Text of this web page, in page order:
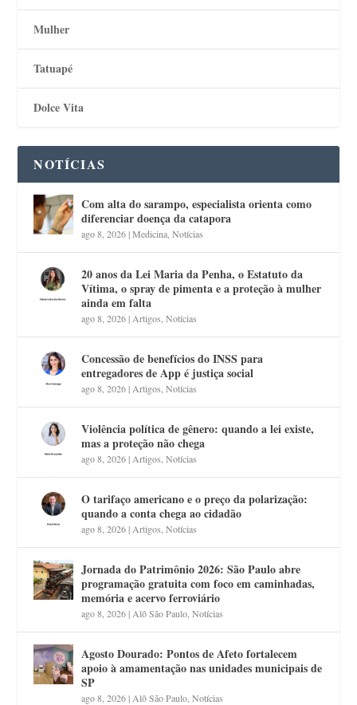
Mulher
Tatuapé
Dolce Vita
NOTÍCIAS
Com alta do sarampo, especialista orienta como
diferenciar doença da catapora
ago 8, 2026|Medicina ,Notícias
20 anos da Lei Maria da Penha, o Estatuto da
Vítima, o spray de pimenta e a proteção à mulher
ainda em falta
ago 8, 2026| Artigos ,Notícias
Concessão de benefícios do INSS para
entregadores de App é justiça social
ago 8, 2026| Artigos ,Notícias
Violência política de gênero: quando a lei existe,
mas a proteção não chega
ago 8, 2026| Artigos ,Notícias
O tarifaço americano e o preço da polarização:
quando a conta chega ao cidadão
ago 8, 2026| Artigos ,Notícias
Jornada do Patrimônio 2026: São Paulo abre
programação gratuita com foco em caminhadas,
memória e acervo ferroviário
ago 8, 2026| Alô São Paulo ,Notícias
Agosto Dourado: Pontos de Afeto fortalecem
apoio à amamentação nas unidades municipais de
SP
ago 8, 2026| Alô São Paulo ,Notícias